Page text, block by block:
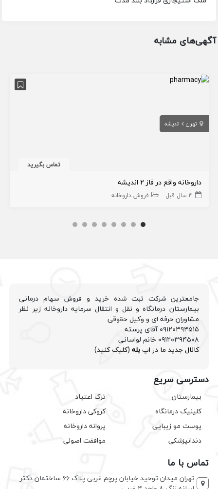
آگهی‌های مشابه
تهران اندیشه
تماس بگیرید
داروخانه واقع در فاز ۲ اندیشه
3 سال قبل فروش داروخانه
جامعترین شرکت ثبت شده خرید و فروش سهام درمانی
بیمارستان درمانگاه و نقل و انتقال سرمایه داروخانه زیر نظر
مشاوران حرفه ای و وکیل حقوقی
۰۹۱۲۰۳۹۴۵۱۵ آقای پرسته
۰۹۱۲۰۳۹۴۵۰۸ خانم لواسانی
کانال جدید ما در اپبله (کلیک کنید)
دسترسی سریع
بیمارستان
کلینیک درمانگاه
پوست مو زیبایی
دندانپزشکی
ترک اعتیاد
کروکی داروخانه
پروانه داروخانه
موافقت اصولی
تماس با ما
تهران میدان توحید خیابان پرچم غربی پلاک ۶۶ ساختمان دکتر